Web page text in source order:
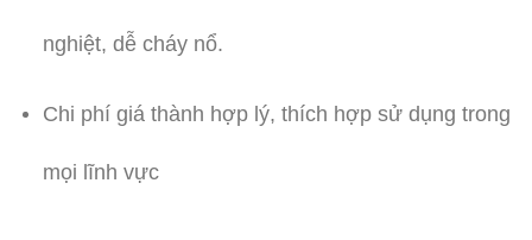
nghiệt, dễ cháy nổ.
Chi phí giá thành hợp lý, thích hợp sử dụng trong
mọi lĩnh vực